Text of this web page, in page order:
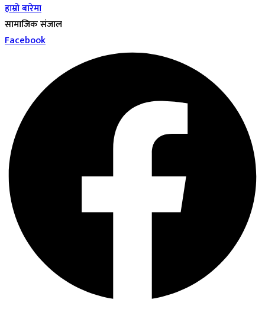
हाम्रो बारेमा
सामाजिक संजाल
Facebook